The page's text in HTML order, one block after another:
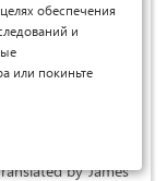
MGH. Script. rer.
Blackwell.
for becoming a
vol. 13, 329-
by James
обеспечения
и
или покиньте